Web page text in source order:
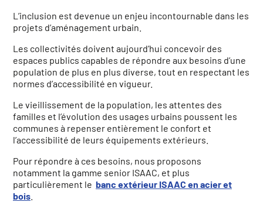
L’inclusion est devenue un enjeu incontournable dans les
projets d’aménagement urbain.
Les collectivités doivent aujourd’hui concevoir des
espaces publics capables de répondre aux besoins d’une
population de plus en plus diverse, tout en respectant les
normes d’accessibilité en vigueur.
Le vieillissement de la population, les attentes des
familles et l’évolution des usages urbains poussent les
communes à repenser entièrement le confort et
l’accessibilité de leurs équipements extérieurs.
Pour répondre à ces besoins, nous proposons
notamment la gamme senior ISAAC, et plus
particulièrement le banc extérieur ISAAC en acier et
bois